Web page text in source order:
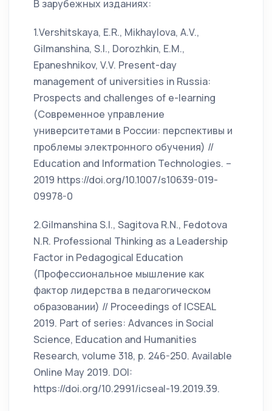
В зарубежных изданиях:
1.Vershitskaya, E.R., Mikhaylova, A.V.,
Gilmanshina, S.I., Dorozhkin, E.M.,
Epaneshnikov, V.V. Present-day
management of universities in Russia:
Prospects and challenges of e-learning
(Современное управление
университетами в России: перспективы и
проблемы электронного обучения) //
Education and Information Technologies. –
2019 https://doi.org/10.1007/s10639-019-
09978-0
2.Gilmanshina S.I., Sagitova R.N., Fedotova
N.R. Professional Thinking as a Leadership
Factor in Pedagogical Education
(Профессиональное мышление как
фактор лидерства в педагогическом
образовании) // Proceedings of ICSEAL
2019. Part of series: Advances in Social
Science, Education and Humanities
Research, volume 318, р. 246-250. Available
Online May 2019. DOI:
https://doi.org/10.2991/icseal-19.2019.39.